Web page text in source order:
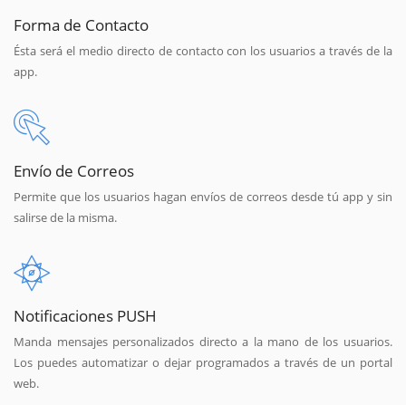
Forma de Contacto
Ésta será el medio directo de contacto con los usuarios a través de la
app.
Envío de Correos
Permite que los usuarios hagan envíos de correos desde tú app y sin
salirse de la misma.
Notificaciones PUSH
Manda mensajes personalizados directo a la mano de los usuarios.
Los puedes automatizar o dejar programados a través de un portal
web.